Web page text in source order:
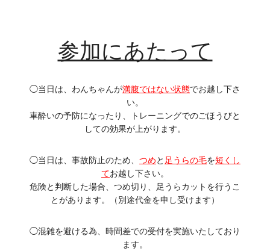
参加にあたって
◯当日は、わんちゃんが満腹ではない状態でお越し下さ
い。
車酔いの予防になったり、トレーニングでのごほうびと
しての効果が上がります。
◯当日は、事故防止のため、 つめと 足うらの毛を短くし
てお越し下さい。
危険と判断した場合、つめ切り、足うらカットを行うこ
とがあります。（別途代金を申し受けます）
◯混雑を避ける為、時間差での受付を実施いたしており
ます。